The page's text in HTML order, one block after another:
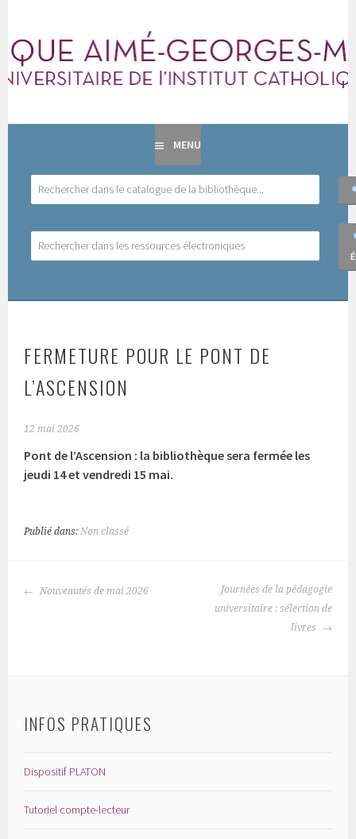
contenu
principal
BIBLIOTHÈQUE AIMÉ-
GEORGES-MARTIMORT
BIBLIOTHÈQUE UNIVERSITAIRE DE L'INSTITUT
CATHOLIQUE DE TOULOUSE
MENU
FERMETURE POUR LE PONT DE
L’ASCENSION
12 mai 2026
Pont de l’Ascension : la bibliothèque sera fermée les
jeudi 14 et vendredi 15 mai.
Publié dans:Non classé
NAVIGATION
Nouveautés de mai 2026
Journées de la pédagogie
universitaire : sélection de
livres
INFOS PRATIQUES
Dispositif PLATON
Tutoriel compte-lecteur